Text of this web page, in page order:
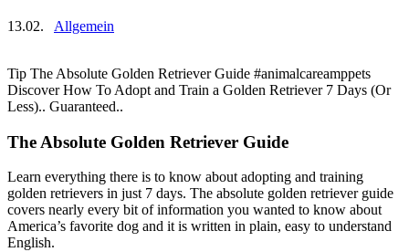
13.02. Allgemein
Tip The Absolute Golden Retriever Guide #animalcareamppets
Discover How To Adopt and Train a Golden Retriever 7 Days (Or
Less).. Guaranteed..
The Absolute Golden Retriever Guide
Learn everything there is to know about adopting and training
golden retrievers in just 7 days. The absolute golden retriever guide
covers nearly every bit of information you wanted to know about
America’s favorite dog and it is written in plain, easy to understand
English.